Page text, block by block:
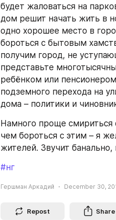
будет жаловаться на
дом решит начать жить в
одно хорошее место в
бороться с бытовым
получим город, не
представьте
ребёнком или
подземного перехода на
дома – политики и
Намного проще
чем бороться с этим – я
жителей. Звучит
#нг
Гершман Аркадий December 30,
Repost Share